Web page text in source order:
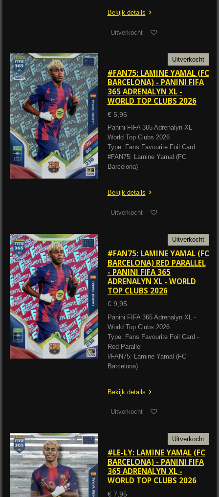
Bekijk details
Uitverkocht
Uitverkocht
#FAN75: LAMINE YAMAL (FC
BARCELONA) - PANINI FIFA
365 ADRENALYN XL -
WORLD TOP CLUBS 2026
€ 5,95
Panini FIFA 365 Adrenalyn XL -
World Top Clubs 2026
Type: Fans Favourite Foil Card
#FAN75: Lamine Yamal (FC
Barcelona)
Bekijk details
Uitverkocht
Uitverkocht
#FAN75: LAMINE YAMAL (FC
BARCELONA) RED PARALLEL
- PANINI FIFA 365
ADRENALYN XL - WORLD
TOP CLUBS 2026
€ 9,95
Panini FIFA 365 Adrenalyn XL -
World Top Clubs 2026
Type: Fans Favourite Foil Card -
Red Parallel
#FAN75: Lamine Yamal (FC
Barcelona)
Bekijk details
Uitverkocht
Uitverkocht
#LE-LY: LAMINE YAMAL (FC
BARCELONA) - PANINI FIFA
365 ADRENALYN XL -
WORLD TOP CLUBS 2026
€ 7,95